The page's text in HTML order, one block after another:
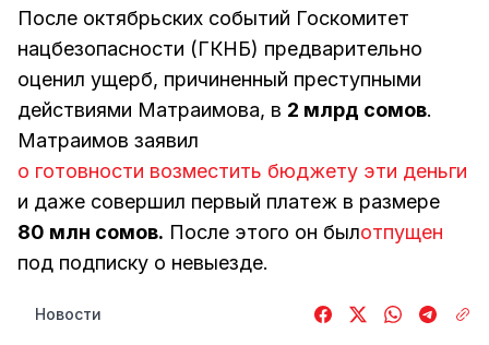
После октябрьских событий Госкомитет
нацбезопасности (ГКНБ) предварительно
оценил ущерб, причиненный преступными
действиями Матраимова, в 2 млрд сомов.
Матраимов заявил
о готовности возместить бюджету эти деньги
и даже совершил первый платеж в размере
80 млн сомов. После этого он былотпущен
под подписку о невыезде.
Новости